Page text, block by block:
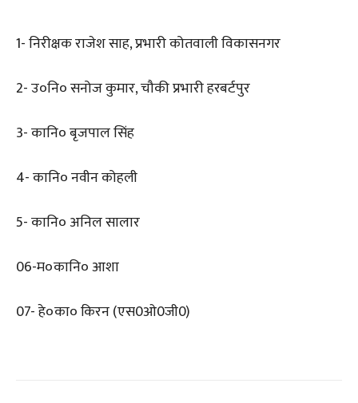
1- निरीक्षक राजेश साह, प्रभारी कोतवाली विकासनगर
2- उ०नि० सनोज कुमार, चौकी प्रभारी हरबर्टपुर
3- कानि० बृजपाल सिंह
4- कानि० नवीन कोहली
5- कानि० अनिल सालार
06-म०कानि० आशा
07- हे०का० किरन (एस0ओ0जी0)